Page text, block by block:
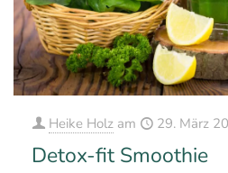
Heike Holz am 29. März
Detox-fit Smoothie